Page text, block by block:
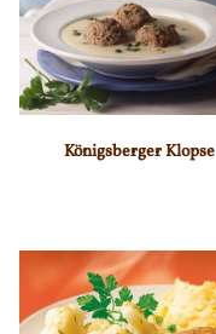
Königsberger Klopse